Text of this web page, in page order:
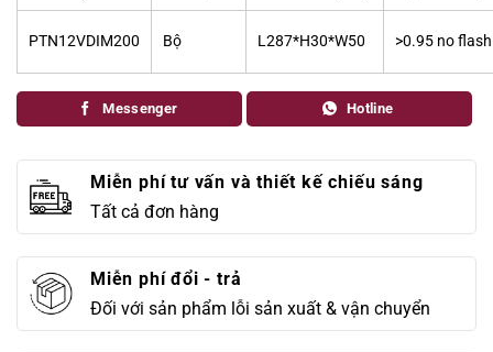
PTN12VDIM200 Bộ L287*H30*W50 >0.95 no flash
Messenger Hotline
Miễn phí tư vấn và thiết kế chiếu sáng
Tất cả đơn hàng
Miễn phí đổi - trả
Đối với sản phẩm lỗi sản xuất & vận chuyển